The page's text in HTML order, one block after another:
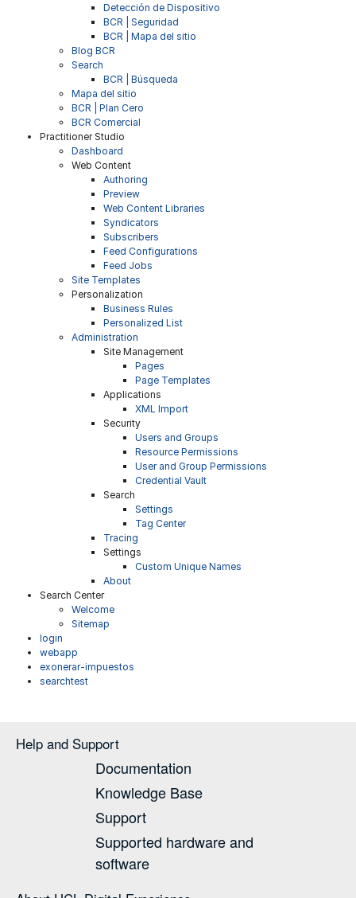
Detección de Dispositivo
BCR | Seguridad
BCR | Mapa del sitio
Blog BCR
Search
BCR | Búsqueda
Mapa del sitio
BCR | Plan Cero
BCR Comercial
Practitioner Studio
Dashboard
Web Content
Authoring
Preview
Web Content Libraries
Syndicators
Subscribers
Feed Configurations
Feed Jobs
Site Templates
Personalization
Business Rules
Personalized List
Administration
Site Management
Pages
Page Templates
Applications
XML Import
Security
Users and Groups
Resource Permissions
User and Group Permissions
Credential Vault
Search
Settings
Tag Center
Tracing
Settings
Custom Unique Names
About
Search Center
Welcome
Sitemap
login
webapp
exonerar-impuestos
searchtest
Help and Support
Documentation
Knowledge Base
Support
Supported hardware and
software